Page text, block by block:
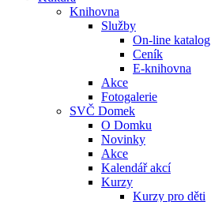
Knihovna
Služby
On-line katalog
Ceník
E-knihovna
Akce
Fotogalerie
SVČ Domek
O Domku
Novinky
Akce
Kalendář akcí
Kurzy
Kurzy pro děti